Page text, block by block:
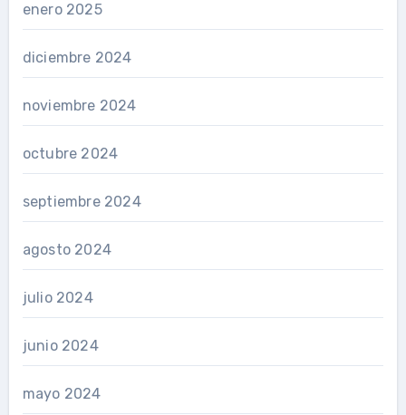
enero 2025
diciembre 2024
noviembre 2024
octubre 2024
septiembre 2024
agosto 2024
julio 2024
junio 2024
mayo 2024